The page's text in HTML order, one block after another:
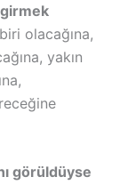
olacağına,
yakın
görüldüyse